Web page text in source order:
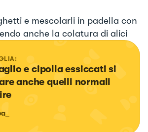
e mescolarli in padella con
anche la colatura di alici
e cipolla essiccati si
anche quelli normali